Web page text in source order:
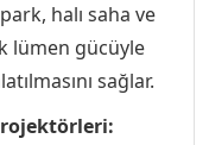
halı saha ve
lümen gücüyle
sağlar.